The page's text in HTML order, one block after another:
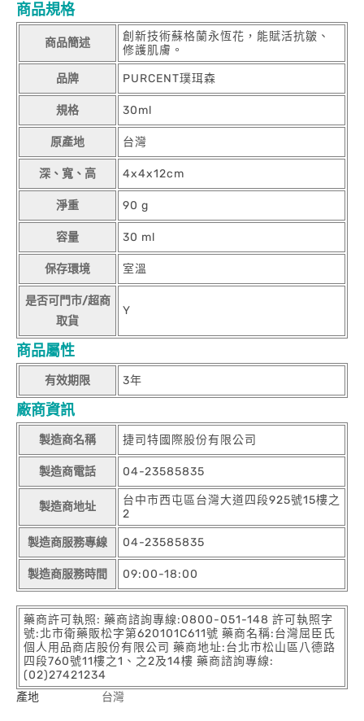
商品規格
商品簡述
創新技術蘇格蘭永恆花，能賦活抗皺、
修護肌膚。
品牌 PURCENT璞珥森
規格 30ml
原產地 台灣
深、寬、高 4x4x12cm
淨重 90 g
容量 30 ml
保存環境 室溫
是否可門市/超商
取貨
Y
商品屬性
有效期限 3年
廠商資訊
製造商名稱 捷司特國際股份有限公司
製造商電話 04-23585835
製造商地址
台中市西屯區台灣大道四段925號15樓之
2
製造商服務專線 04-23585835
製造商服務時間 09:00-18:00
藥商許可執照: 藥商諮詢專線:0800-051-148 許可執照字
號:北市衛藥販松字第620101C611號 藥商名稱:台灣屈臣氏
個人用品商店股份有限公司 藥商地址:台北市松山區八德路
四段760號11樓之1、之2及14樓 藥商諮詢專線:
(02)27421234
產地
台灣